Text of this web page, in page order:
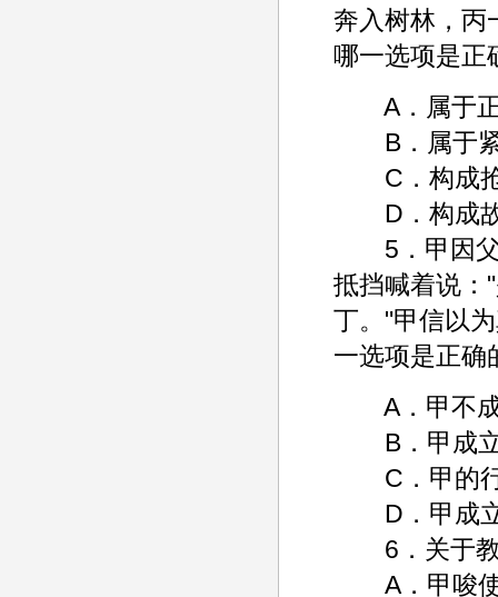
奔入树林，丙
哪一选项是正
A．属于正
B．属于紧
C．构成
D．构成故
5．甲因父
抵挡喊着说：
丁。"甲信以
一选项是正确
A．甲不成
B．甲成立
C．甲的行
D．甲成立
6．关于教
A．甲唆使